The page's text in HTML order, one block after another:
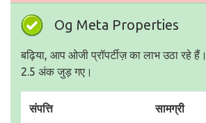
Og Meta Properties
बढ़िया, आप ओजी प्रॉपर्टीज़ का लाभ उठा रहे
2.5 अंक जुड़ गए।
संपत्ति सामग्री